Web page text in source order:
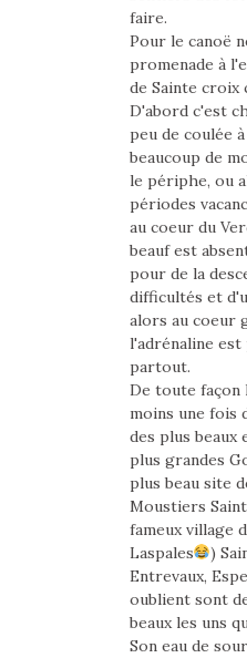
faire.
Pour le canoë
promenade à
de Sainte croix
D'abord c'est
peu de coulée
beaucoup de
le périphe, ou
périodes
au coeur du
beauf est
pour de la
difficultés et
alors au coeur
l'adrénaline
partout.
De toute façon
moins une fois
des plus beaux
plus grandes
plus beau site
Moustiers
fameux village
Laspales
)
Entrevaux,
oublient sont
beaux les uns
Son eau de